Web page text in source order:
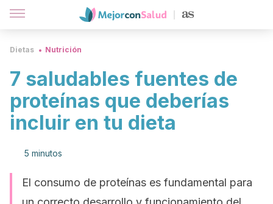
Dietas Nutrición
7 saludables fuentes de
proteínas que deberías
incluir en tu dieta
5 minutos
El consumo de proteínas es fundamental para